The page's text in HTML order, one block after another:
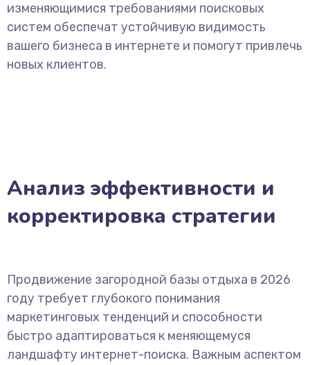
изменяющимися требованиями поисковых
систем обеспечат устойчивую видимость
вашего бизнеса в интернете и помогут привлечь
новых клиентов.
Анализ эффективности и
корректировка стратегии
Продвижение загородной базы отдыха в 2026
году требует глубокого понимания
маркетинговых тенденций и способности
быстро адаптироваться к меняющемуся
ландшафту интернет-поиска. Важным аспектом